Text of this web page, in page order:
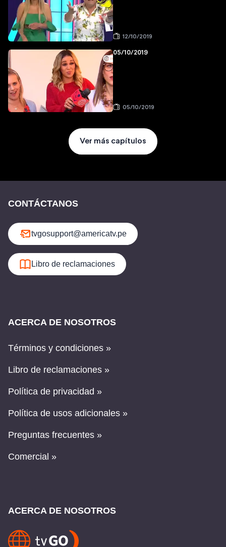
12/10/2019
05/10/2019
05/10/2019
Ver más capítulos
CONTÁCTANOS
tvgosupport@americatv.pe
Libro de reclamaciones
ACERCA DE NOSOTROS
Términos y condiciones »
Libro de reclamaciones »
Política de privacidad »
Política de usos adicionales »
Preguntas frecuentes »
Comercial »
ACERCA DE NOSOTROS